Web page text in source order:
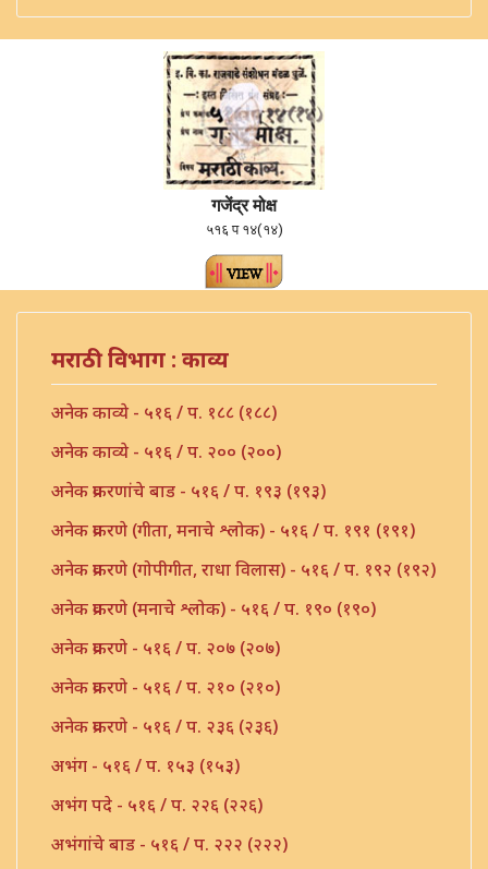
गजेंद्र मोक्ष
५१६ प १४(१४)
मराठी विभाग : काव्य
अनेक काव्ये - ५१६ / प. १८८ (१८८)
अनेक काव्ये - ५१६ / प. २०० (२००)
अनेक प्रकरणांचे बाड - ५१६ / प. १९३ (१९३)
अनेक प्रकरणे (गीता, मनाचे श्लोक) - ५१६ / प. १९१ (१९१)
अनेक प्रकरणे (गोपीगीत, राधा विलास) - ५१६ / प. १९२ (१९२)
अनेक प्रकरणे (मनाचे श्लोक) - ५१६ / प. १९० (१९०)
अनेक प्रकरणे - ५१६ / प. २०७ (२०७)
अनेक प्रकरणे - ५१६ / प. २१० (२१०)
अनेक प्रकरणे - ५१६ / प. २३६ (२३६)
अभंग - ५१६ / प. १५३ (१५३)
अभंग पदे - ५१६ / प. २२६ (२२६)
अभंगांचे बाड - ५१६ / प. २२२ (२२२)